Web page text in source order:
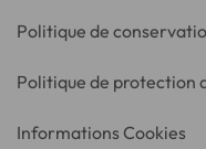
Politique de
Politique de protection
Informations Cookies